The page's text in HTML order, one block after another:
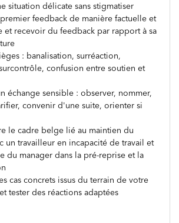
situation délicate sans stigmatiser
feedback de manière factuelle et
et recevoir du feedback par rapport à sa
: banalisation, surréaction,
confusion entre soutien et
échange sensible : observer, nommer,
convenir d'une suite, orienter si
le cadre belge lié au maintien du
un travailleur en incapacité de travail et
du manager dans la pré-reprise et la
cas concrets issus du terrain de votre
tester des réactions adaptées